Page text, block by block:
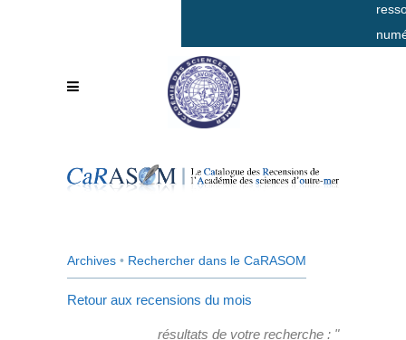
Archives • Rechercher dans le CaRASOM
Retour aux recensions du mois
résultats de votre recherche : "